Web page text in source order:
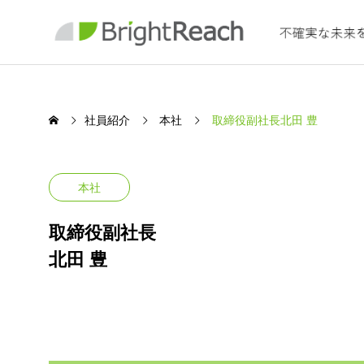
SERVICE
わたしたちの事業について
社員紹介 本社 取締役副社長北田 豊
本社
取締役副社長
北田 豊